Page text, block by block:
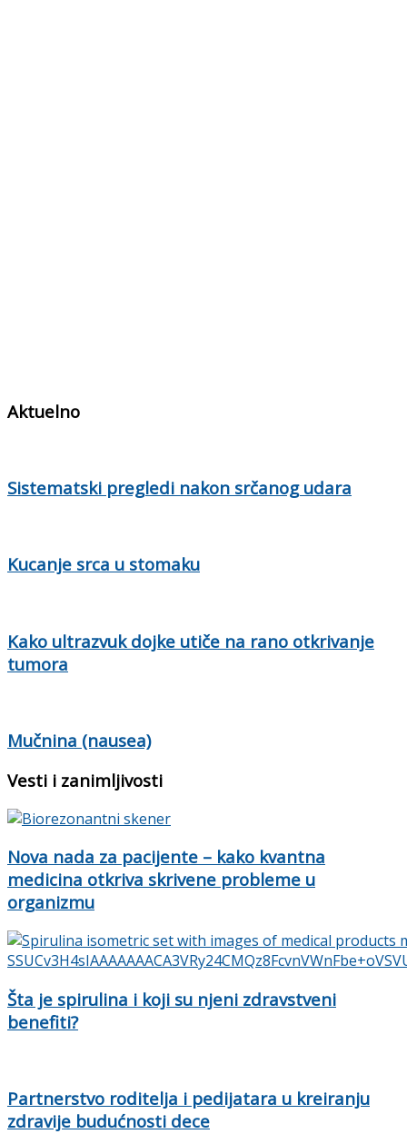
Aktuelno
Sistematski pregledi nakon srčanog udara
Kucanje srca u stomaku
Kako ultrazvuk dojke utiče na rano otkrivanje
tumora
Mučnina (nausea)
Vesti i zanimljivosti
Nova nada za pacijente – kako kvantna
medicina otkriva skrivene probleme u
organizmu
Šta je spirulina i koji su njeni zdravstveni
benefiti?
Partnerstvo roditelja i pedijatara u kreiranju
zdravije budućnosti dece